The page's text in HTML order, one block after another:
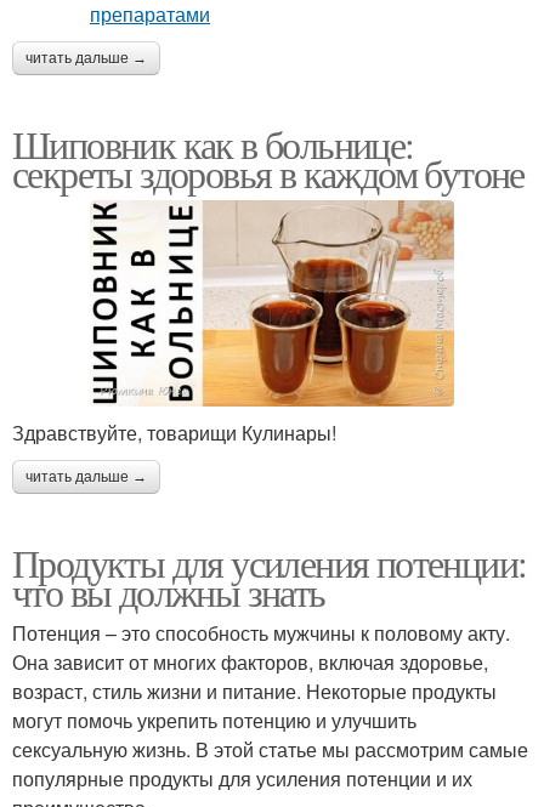
читать дальше →
Шиповник как в больнице:
секреты здоровья в каждом бутоне
Здравствуйте, товарищи Кулинары!
читать дальше →
Продукты для усиления потенции:
что вы должны знать
Потенция – это способность мужчины к половому акту.
Она зависит от многих факторов, включая здоровье,
возраст, стиль жизни и питание. Некоторые продукты
могут помочь укрепить потенцию и улучшить
сексуальную жизнь. В этой статье мы рассмотрим самые
популярные продукты для усиления потенции и их